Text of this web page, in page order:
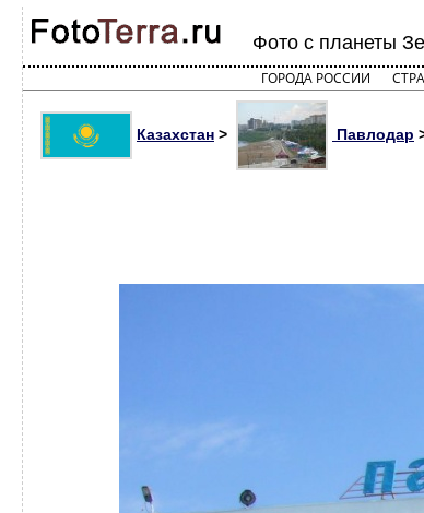
Фото с планеты
ГОРОДА РОССИИ
Казахстан > Павлодар